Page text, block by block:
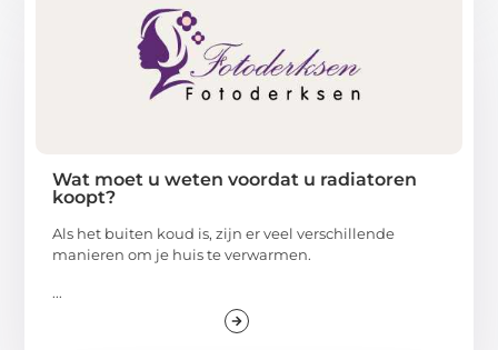
Wat moet u weten voordat u radiatoren
koopt?
Als het buiten koud is, zijn er veel verschillende
manieren om je huis te verwarmen.
...